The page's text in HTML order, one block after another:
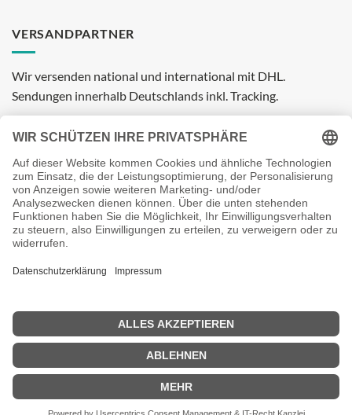
VERSANDPARTNER
Wir versenden national und international mit DHL.
Sendungen innerhalb Deutschlands inkl. Tracking.
PayPal
Credit
Card
Pay
Pay
IMPRESSUM DATENSCHUTZ
Copyright 2026 ©STICKERPLOT